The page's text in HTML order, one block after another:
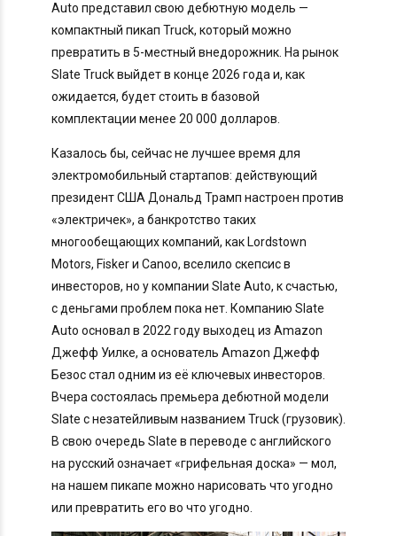
Auto представил свою дебютную модель —
компактный пикап Truck, который можно
превратить в 5-местный внедорожник. На рынок
Slate Truck выйдет в конце 2026 года и, как
ожидается, будет стоить в базовой
комплектации менее 20 000 долларов.
Казалось бы, сейчас не лучшее время для
электромобильный стартапов: действующий
президент США Дональд Трамп настроен против
«электричек», а банкротство таких
многообещающих компаний, как Lordstown
Motors, Fisker и Canoo, вселило скепсис в
инвесторов, но у компании Slate Auto, к счастью,
с деньгами проблем пока нет. Компанию Slate
Auto основал в 2022 году выходец из Amazon
Джефф Уилке, а основатель Amazon Джефф
Безос стал одним из её ключевых инвесторов.
Вчера состоялась премьера дебютной модели
Slate с незатейливым названием Truck (грузовик).
В свою очередь Slate в переводе с английского
на русский означает «грифельная доска» — мол,
на нашем пикапе можно нарисовать что угодно
или превратить его во что угодно.